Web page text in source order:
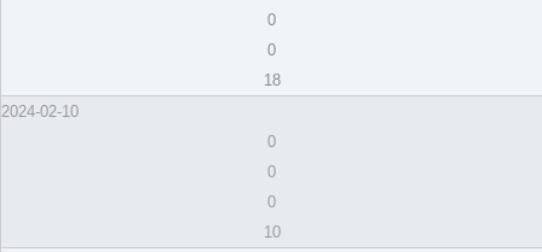
0
0
18
2024-02-10
0
0
0
10